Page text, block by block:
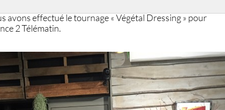
avons effectué le tournage « Végétal Dressing » pour
2 Télématin.